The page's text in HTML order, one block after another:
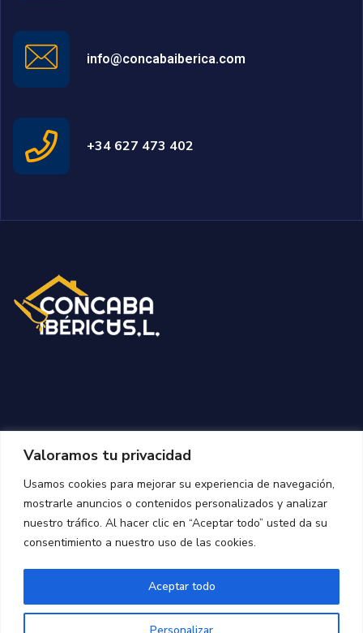
Valoramos tu privacidad
Usamos cookies para mejorar su experiencia de navegación,
mostrarle anuncios o contenidos personalizados y analizar
nuestro tráfico. Al hacer clic en “Aceptar todo” usted da su
consentimiento a nuestro uso de las cookies.
Personalizar
Aceptar todo
info@concabaiberica.com
+34 627 473 402